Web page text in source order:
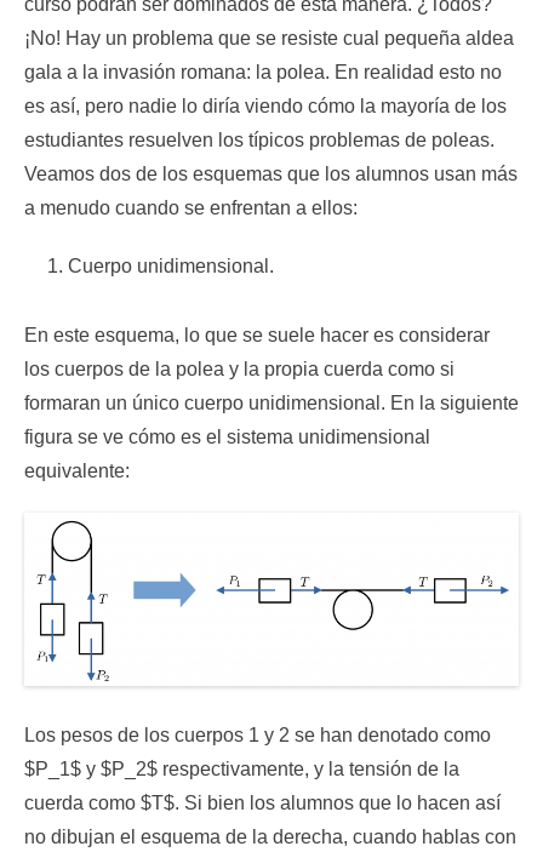
curso podrán ser dominados de esta manera. ¿Todos?
¡No! Hay un problema que se resiste cual pequeña aldea
gala a la invasión romana: la polea. En realidad esto no
es así, pero nadie lo diría viendo cómo la mayoría de los
estudiantes resuelven los típicos problemas de poleas.
Veamos dos de los esquemas que los alumnos usan más
a menudo cuando se enfrentan a ellos:
Cuerpo unidimensional.
En este esquema, lo que se suele hacer es considerar
los cuerpos de la polea y la propia cuerda como si
formaran un único cuerpo unidimensional. En la siguiente
figura se ve cómo es el sistema unidimensional
equivalente:
Los pesos de los cuerpos 1 y 2 se han denotado como
$P_1$ y $P_2$ respectivamente, y la tensión de la
cuerda como $T$. Si bien los alumnos que lo hacen así
no dibujan el esquema de la derecha, cuando hablas con